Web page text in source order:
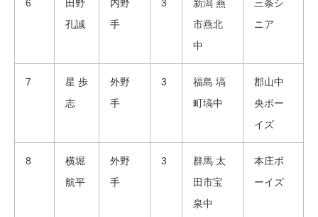
6
田野
孔誠
内野
手
3
新潟 燕
市燕北
中
三条シ
ニア
7
星 歩
志
外野
手
3
福島 塙
町塙中
郡山中
央ボー
イズ
8
横堀
航平
外野
手
3
群馬 太
田市宝
泉中
本庄ボ
ーイズ